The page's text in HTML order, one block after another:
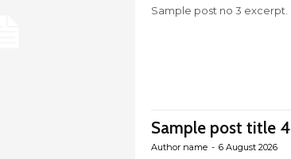
Sample post no 3 excerpt.
Sample post title 4
Author name - 6 August 2026